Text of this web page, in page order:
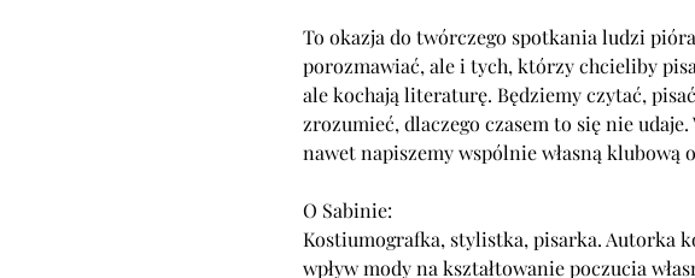
To okazja do twórczego spotkania ludzi
porozmawiać, ale i tych, którzy chcieliby
ale kochają literaturę. Będziemy czytać,
zrozumieć, dlaczego czasem to się nie
nawet napiszemy wspólnie własną klubową
O Sabinie:
Kostiumografka, stylistka, pisarka. Autorka
wpływ mody na kształtowanie poczucia